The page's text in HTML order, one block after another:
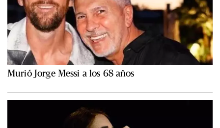
Murió Jorge Messi a los 68 años